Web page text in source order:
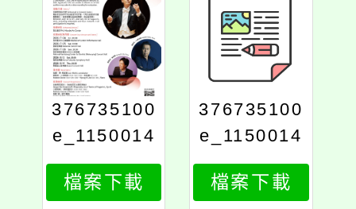
376735100
e_1150014
510_attach
2
檔案下載
376735100
e_1150014
510_attach
1
檔案下載